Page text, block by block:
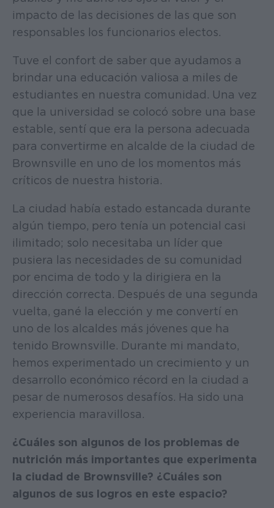
impacto de las decisiones de las que son
responsables los funcionarios electos.
Tuve el confort de saber que ayudamos a
brindar una educación valiosa a miles de
estudiantes en nuestra comunidad. Una vez
que la universidad se colocó sobre una base
estable, sentí que era la persona adecuada
para convertirme en alcalde de la ciudad de
Brownsville en uno de los momentos más
críticos de nuestra historia.
La ciudad había estado estancada durante
algún tiempo, pero tenía un potencial casi
ilimitado; solo necesitaba un líder que
pusiera las necesidades de su comunidad
por encima de todo y la dirigiera en la
dirección correcta. Después de una segunda
vuelta, gané la elección y me convertí en
uno de los alcaldes más jóvenes que ha
tenido Brownsville. Durante mi mandato,
hemos experimentado un crecimiento y un
desarrollo económico récord en la ciudad a
pesar de numerosos desafíos. Ha sido una
experiencia maravillosa.
¿Cuáles son algunos de los problemas de
nutrición más importantes que experimenta
la ciudad de Brownsville? ¿Cuáles son
algunos de sus logros en este espacio?